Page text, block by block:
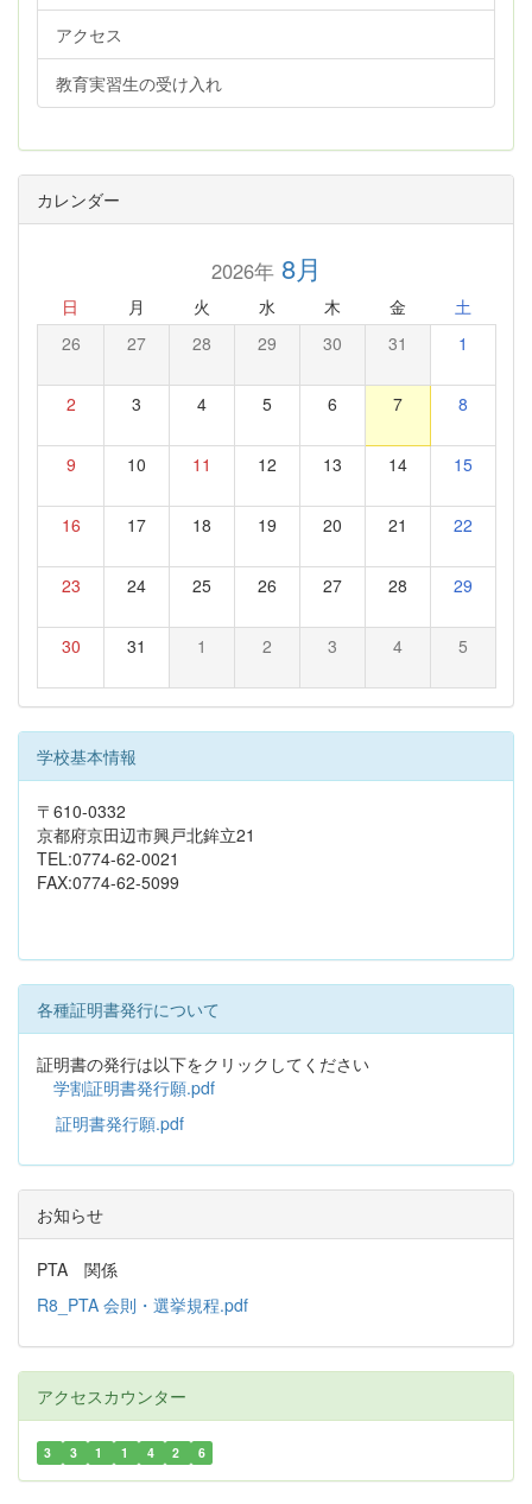
アクセス
教育実習生の受け入れ
カレンダー
2026年8月
日 月 火 水 木 金 土
26 27 28 29 30 31 1
2 3 4 5 6 7 8
9 10 11 12 13 14 15
16 17 18 19 20 21 22
23 24 25 26 27 28 29
30 31 1 2 3 4 5
学校基本情報
〒610-0332
京都府京田辺市興戸北鉾立21
TEL:0774-62-0021
FAX:0774-62-5099
各種証明書発行について
証明書の発行は以下をクリックしてください
学割証明書発行願.pdf
証明書発行願.pdf
お知らせ
PTA 関係
R8_PTA 会則・選挙規程.pdf
アクセスカウンター
3 3 1 1 4 2 6